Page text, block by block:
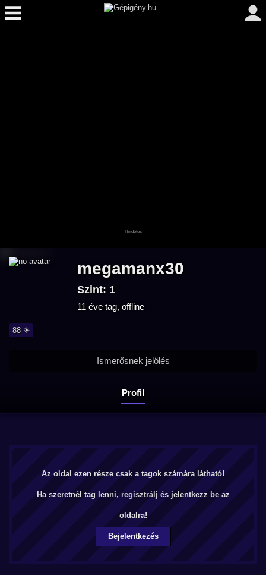
megamanx30
Szint: 1
11 éve tag, offline
88 ☀
Profil
Ismerősnek jelölés
Az oldal ezen része csak a tagok számára látható!
Ha szeretnél tag lenni, regisztrálj és jelentkezz be az
oldalra!
Bejelentkezés